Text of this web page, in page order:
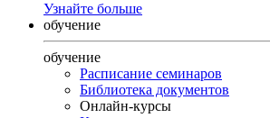
Узнайте больше
обучение
обучение
Расписание семинаров
Библиотека документов
Онлайн-курсы